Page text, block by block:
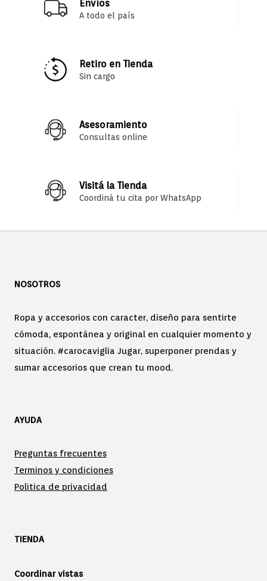
Envíos
A todo el país
Retiro en Tienda
Sin cargo
Asesoramiento
Consultas online
Visitá la Tienda
Coordiná tu cita por WhatsApp
NOSOTROS
Ropa y accesorios con caracter, diseño para sentirte
cómoda, espontánea y original en cualquier momento y
situación. #carocaviglia Jugar, superponer prendas y
sumar accesorios que crean tu mood.
AYUDA
Preguntas frecuentes
Terminos y condiciones
Politica de privacidad
TIENDA
Coordinar vistas